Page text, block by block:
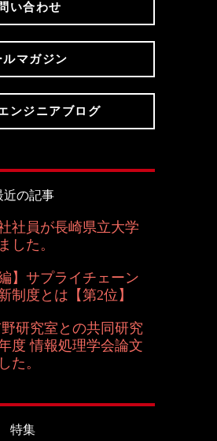
い合わせ
ルマガジン
ンジニアブログ
近の記事
社員が長崎県立大学
した。
】サプライチェーン
制度とは【第2位】
研究室との共同研究
度 情報処理学会論文
た。
特集